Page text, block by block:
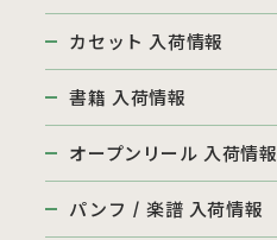
カセット 入荷情報
書籍 入荷情報
オープンリール 入荷情報
パンフ / 楽譜 入荷情報